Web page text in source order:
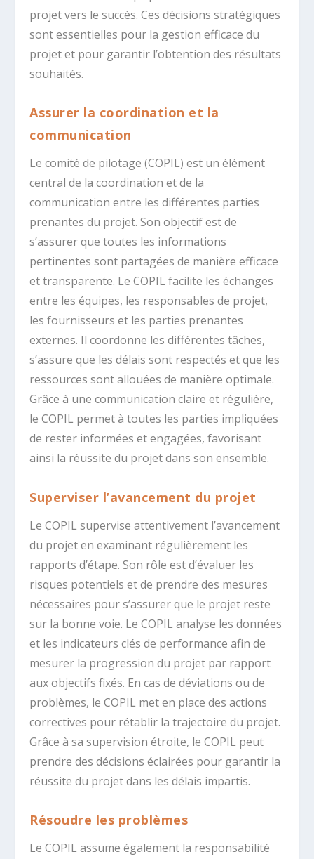
projet vers le succès. Ces décisions stratégiques
sont essentielles pour la gestion efficace du
projet et pour garantir l’obtention des résultats
souhaités.
Assurer la coordination et la
communication
Le comité de pilotage (COPIL) est un élément
central de la coordination et de la
communication entre les différentes parties
prenantes du projet. Son objectif est de
s’assurer que toutes les informations
pertinentes sont partagées de manière efficace
et transparente. Le COPIL facilite les échanges
entre les équipes, les responsables de projet,
les fournisseurs et les parties prenantes
externes. Il coordonne les différentes tâches,
s’assure que les délais sont respectés et que les
ressources sont allouées de manière optimale.
Grâce à une communication claire et régulière,
le COPIL permet à toutes les parties impliquées
de rester informées et engagées, favorisant
ainsi la réussite du projet dans son ensemble.
Superviser l’avancement du projet
Le COPIL supervise attentivement l’avancement
du projet en examinant régulièrement les
rapports d’étape. Son rôle est d’évaluer les
risques potentiels et de prendre des mesures
nécessaires pour s’assurer que le projet reste
sur la bonne voie. Le COPIL analyse les données
et les indicateurs clés de performance afin de
mesurer la progression du projet par rapport
aux objectifs fixés. En cas de déviations ou de
problèmes, le COPIL met en place des actions
correctives pour rétablir la trajectoire du projet.
Grâce à sa supervision étroite, le COPIL peut
prendre des décisions éclairées pour garantir la
réussite du projet dans les délais impartis.
Résoudre les problèmes
Le COPIL assume également la responsabilité